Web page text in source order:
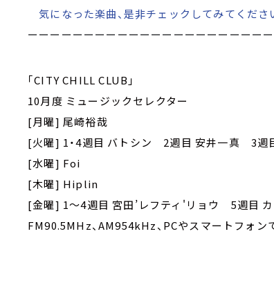
気になった楽曲、是非チェックしてみてくださ
ーーーーーーーーーーーーーーーーーーーーー
｢CITY CHILL CLUB｣
10月度 ミュージックセレクター
[月曜] 尾崎裕哉
[火曜] 1・4週目 バトシン 2週目 安井一真 3週
[水曜] Foi
[木曜] Hiplin
[金曜] 1～4週目 宮田’レフティ'リョウ 5週目
FM90.5MHz、AM954kHz、PCやスマートフォ